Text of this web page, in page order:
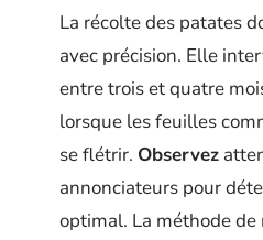
La récolte des patates
avec précision. Elle
entre trois et quatre
lorsque les feuilles
se flétrir. Observez
annonciateurs pour
optimal. La méthode